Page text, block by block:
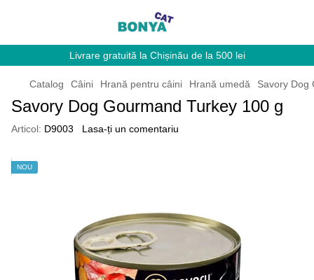
Livrare gratuită la Chișinău de la 500 lei
Catalog Câini Hrană pentru câini Hrană umedă Savory Dog
Savory Dog Gourmand Turkey 100 g
Articol: D9003 Lasa-ți un comentariu
NOU